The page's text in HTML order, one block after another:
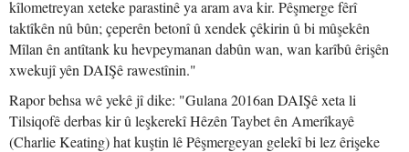
kîlometreyan xeteke parastinê ya aram ava kir. Pêşmerge fêrî
taktîkên nû bûn; çeperên betonî û xendek çêkirin û bi mûşekên
Mîlan ên antîtank ku hevpeymanan dabûn wan, wan karîbû êrişên
xwekujî yên DAIŞê rawestînin."
Rapor behsa wê yekê jî dike: "Gulana 2016an DAIŞê xeta li
Tilsiqofê derbas kir û leşkerekî Hêzên Taybet ên Amerîkayê
(Charlie Keating) hat kuştin lê Pêşmergeyan gelekî bi lez êrişeke